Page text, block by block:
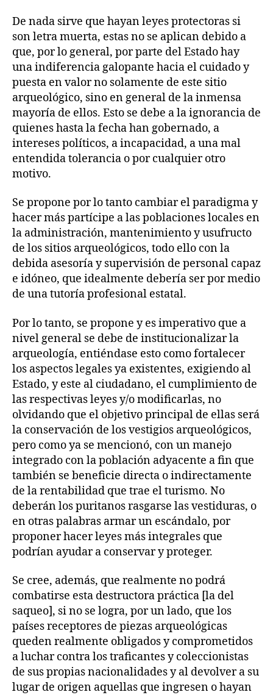
De nada sirve que hayan leyes protectoras si
son letra muerta, estas no se aplican debido a
que, por lo general, por parte del Estado hay
una indiferencia galopante hacia el cuidado y
puesta en valor no solamente de este sitio
arqueológico, sino en general de la inmensa
mayoría de ellos. Esto se debe a la ignorancia de
quienes hasta la fecha han gobernado, a
intereses políticos, a incapacidad, a una mal
entendida tolerancia o por cualquier otro
motivo.
Se propone por lo tanto cambiar el paradigma y
hacer más partícipe a las poblaciones locales en
la administración, mantenimiento y usufructo
de los sitios arqueológicos, todo ello con la
debida asesoría y supervisión de personal capaz
e idóneo, que idealmente debería ser por medio
de una tutoría profesional estatal.
Por lo tanto, se propone y es imperativo que a
nivel general se debe de institucionalizar la
arqueología, entiéndase esto como fortalecer
los aspectos legales ya existentes, exigiendo al
Estado, y este al ciudadano, el cumplimiento de
las respectivas leyes y/o modificarlas, no
olvidando que el objetivo principal de ellas será
la conservación de los vestigios arqueológicos,
pero como ya se mencionó, con un manejo
integrado con la población adyacente a fin que
también se beneficie directa o indirectamente
de la rentabilidad que trae el turismo. No
deberán los puritanos rasgarse las vestiduras, o
en otras palabras armar un escándalo, por
proponer hacer leyes más integrales que
podrían ayudar a conservar y proteger.
Se cree, además, que realmente no podrá
combatirse esta destructora práctica [la del
saqueo], si no se logra, por un lado, que los
países receptores de piezas arqueológicas
queden realmente obligados y comprometidos
a luchar contra los traficantes y coleccionistas
de sus propias nacionalidades y al devolver a su
lugar de origen aquellas que ingresen o hayan